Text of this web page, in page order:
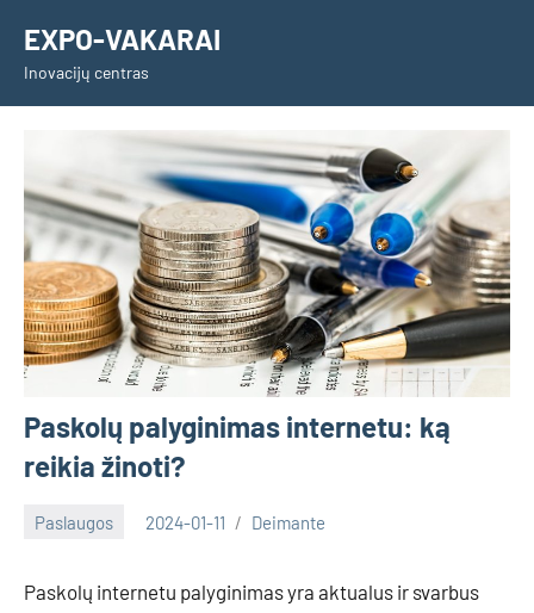
content
EXPO-VAKARAI
Inovacijų centras
Paskolų palyginimas internetu: ką
reikia žinoti?
Paslaugos 2024-01-11 Deimante
Paskolų internetu palyginimas yra aktualus ir svarbus